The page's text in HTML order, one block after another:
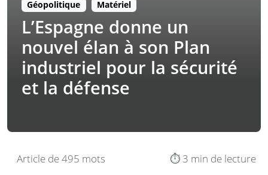
Géopolitique Matériel
L’Espagne donne un
nouvel élan à son Plan
industriel pour la sécurité
et la défense
Article de 495 mots ⏱️ 3 min de lecture